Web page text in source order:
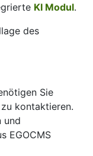
KI Modul.
des
Sie
kontaktieren.
und
EGOCMS